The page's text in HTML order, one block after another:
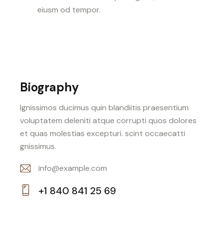
eiusm od tempor.
Biography
Ignissimos ducimus quin blandiitis praesentium
voluptatem deleniti atque corrupti quos dolores
et quas molestias excepturi. scint occaecatti
gnissimus.
E-
m
info@example.com
+1 840 841 25 69